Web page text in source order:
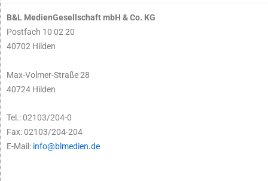
B&L MedienGesellschaft mbH & Co. KG
Postfach 10 02 20
40702 Hilden
Max-Volmer-Straße 28
40724 Hilden
Tel.: 02103/204-0
Fax: 02103/204-204
E-Mail: info@blmedien.de